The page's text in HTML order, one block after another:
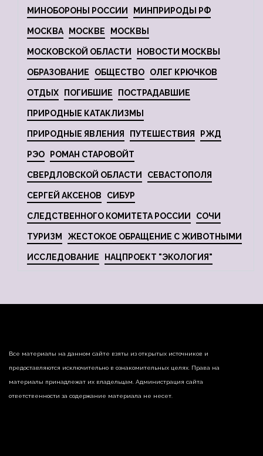
МИНОБОРОНЫ РОССИИ МИНПРИРОДЫ РФ
МОСКВА МОСКВЕ МОСКВЫ
МОСКОВСКОЙ ОБЛАСТИ НОВОСТИ МОСКВЫ
ОБРАЗОВАНИЕ ОБЩЕСТВО ОЛЕГ КРЮЧКОВ
ОТДЫХ ПОГИБШИЕ ПОСТРАДАВШИЕ
ПРИРОДНЫЕ КАТАКЛИЗМЫ
ПРИРОДНЫЕ ЯВЛЕНИЯ ПУТЕШЕСТВИЯ РЖД
РЭО РОМАН СТАРОВОЙТ
СВЕРДЛОВСКОЙ ОБЛАСТИ СЕВАСТОПОЛЯ
СЕРГЕЙ АКСЕНОВ СИБУР
СЛЕДСТВЕННОГО КОМИТЕТА РОССИИ СОЧИ
ТУРИЗМ ЖЕСТОКОЕ ОБРАЩЕНИЕ С ЖИВОТНЫМИ
ИССЛЕДОВАНИЕ НАЦПРОЕКТ "ЭКОЛОГИЯ"
Все материалы на данном сайте взяты из открытых источников и
предоставляются исключительно в ознакомительных целях. Права на
материалы принадлежат их владельцам. Администрация сайта
ответственности за содержание материала не несет.